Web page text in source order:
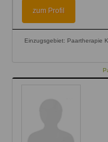
zum Profil
Einzugsgebiet: Paartherapie